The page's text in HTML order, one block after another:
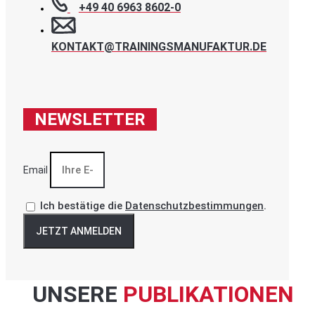
+49 40 6963 8602-0
KONTAKT@TRAININGSMANUFAKTUR.DE
NEWSLETTER
Email
Ich bestätige die Datenschutzbestimmungen.
JETZT ANMELDEN
UNSERE PUBLIKATIONEN